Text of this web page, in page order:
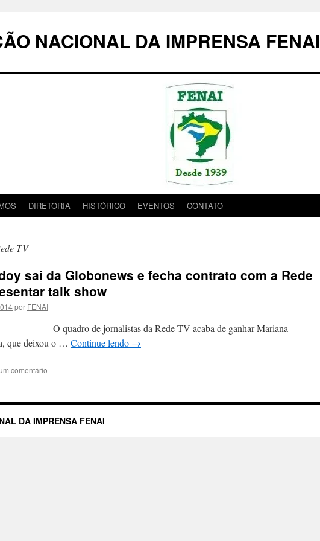
NACIONAL DA IMPRENSA FENAI
DIRETORIA HISTÓRICO EVENTOS CONTATO
TV
sai da Globonews e fecha contrato com a Rede
talk show
por FENAI
jornalistas da Rede TV acaba de ganhar Mariana
que deixou o … Continue lendo →
comentário
DA IMPRENSA FENAI